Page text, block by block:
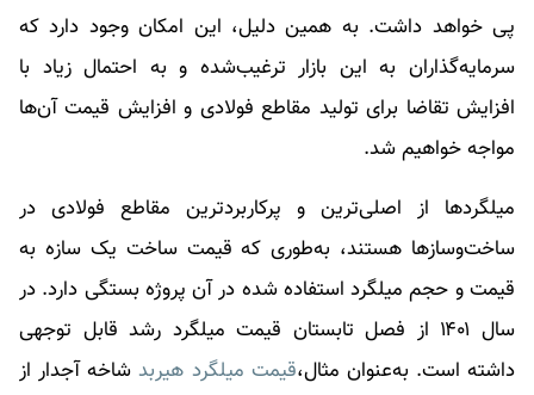
پی خواهد داشت. به همین دلیل، این امکان وجود دارد که
سرمایه‌گذاران به این بازار ترغیب‌شده و به احتمال زیاد با
افزایش تقاضا برای تولید مقاطع فولادی و افزایش قیمت آن‌ها
مواجه خواهیم شد.
میلگردها از اصلی‌ترین و پرکاربردترین مقاطع فولادی در
ساخت‌و‌سازها هستند، به‌طوری که قیمت ساخت یک سازه به
قیمت و حجم میلگرد استفاده شده در آن پروژه بستگی دارد. در
سال ۱۴۰۱ از فصل تابستان قیمت میلگرد رشد قابل توجهی
داشته است. به‌عنوان مثال،قیمت میلگرد هیربدشاخه آجدار از